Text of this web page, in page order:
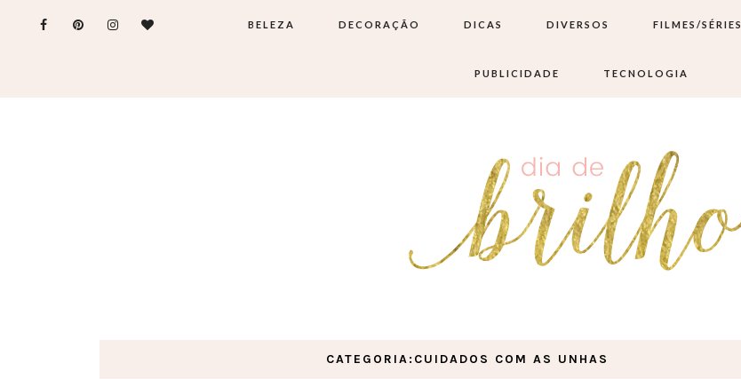
BELEZA DECORAÇÃO DICAS DIVERSOS FILMES/SÉRIES
PUBLICIDADE TECNOLOGIA
CATEGORIA:CUIDADOS COM AS UNHAS